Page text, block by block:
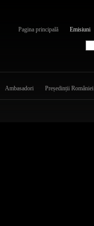
Pagina principală Emisiuni
Ambasadori Președinții României